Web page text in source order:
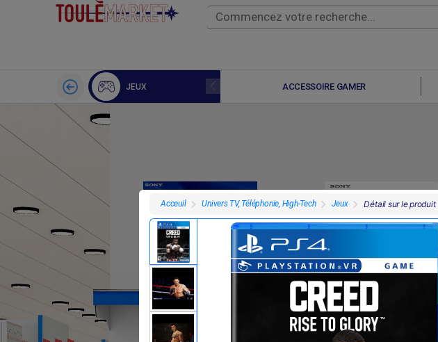
Acceuil Univers TV, Téléphonie, High-Tech Jeux Détail sur le produit
JEUX
TABLETTE ACCESSOIRE GAMER
15 000